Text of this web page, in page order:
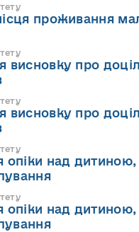
проживання
висновку про
висновку про
опіки над
опіки над